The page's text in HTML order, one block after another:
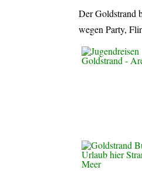
Der Goldstrand
wegen Party,